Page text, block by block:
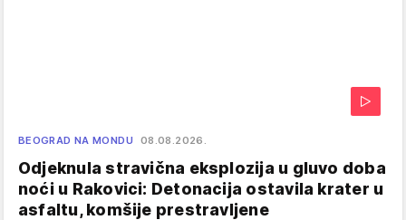
BEOGRAD NA MONDU 08.08.2026.
Odjeknula stravična eksplozija u gluvo doba
noći u Rakovici: Detonacija ostavila krater u
asfaltu, komšije prestravljene